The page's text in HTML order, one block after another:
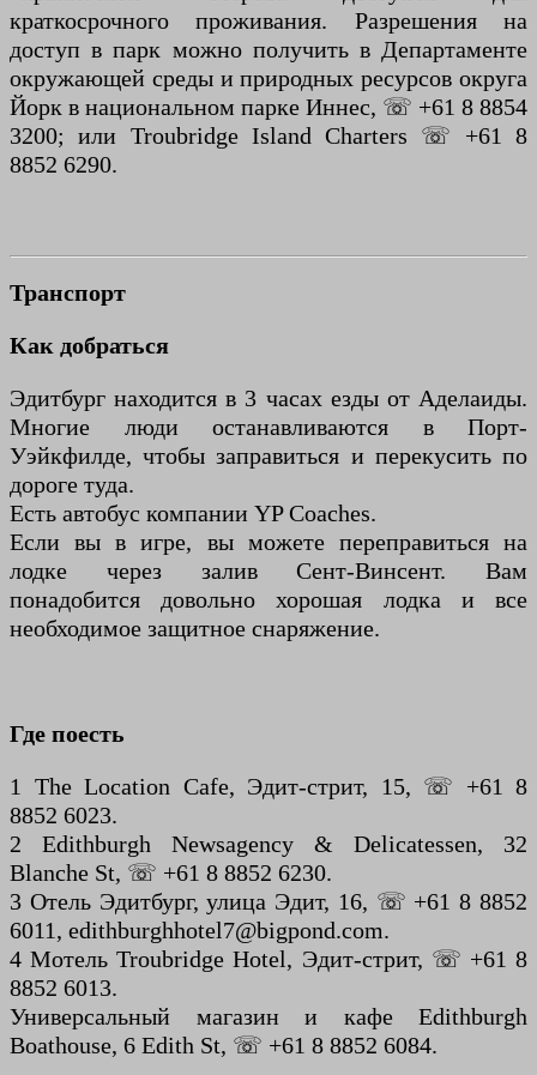
краткосрочного проживания. Разрешения на
доступ в парк можно получить в Департаменте
окружающей среды и природных ресурсов округа
Йорк в национальном парке Иннес, ☏ +61 8 8854
3200; или Troubridge Island Charters ☏ +61 8
8852 6290.
Транспорт
Как добраться
Эдитбург находится в 3 часах езды от Аделаиды.
Многие люди останавливаются в Порт-
Уэйкфилде, чтобы заправиться и перекусить по
дороге туда.
Есть автобус компании YP Coaches.
Если вы в игре, вы можете переправиться на
лодке через залив Сент-Винсент. Вам
понадобится довольно хорошая лодка и все
необходимое защитное снаряжение.
Где поесть
1 The Location Cafe, Эдит-стрит, 15, ☏ +61 8
8852 6023.
2 Edithburgh Newsagency & Delicatessen, 32
Blanche St, ☏ +61 8 8852 6230.
3 Отель Эдитбург, улица Эдит, 16, ☏ +61 8 8852
6011, edithburghhotel7@bigpond.com.
4 Мотель Troubridge Hotel, Эдит-стрит, ☏ +61 8
8852 6013.
Универсальный магазин и кафе Edithburgh
Boathouse, 6 Edith St, ☏ +61 8 8852 6084.